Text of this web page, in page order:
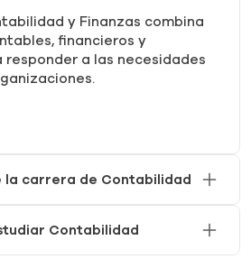
y Finanzas combina
financieros y
a las necesidades
la carrera de Contabilidad
Contabilidad